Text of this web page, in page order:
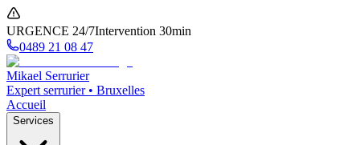
URGENCE 24/7Intervention 30min
0489 21 08 47
Mikael Serrurier
Expert serrurier • Bruxelles
Accueil
Services